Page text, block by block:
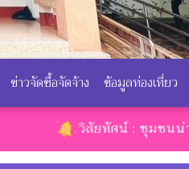
ข่าวจัดซื้อจัดจ้าง ข้อมูลท่องเที่ยว
วิสัยทัศน์ : ชุมชนน่าอยู่ มุ่งสู่ก